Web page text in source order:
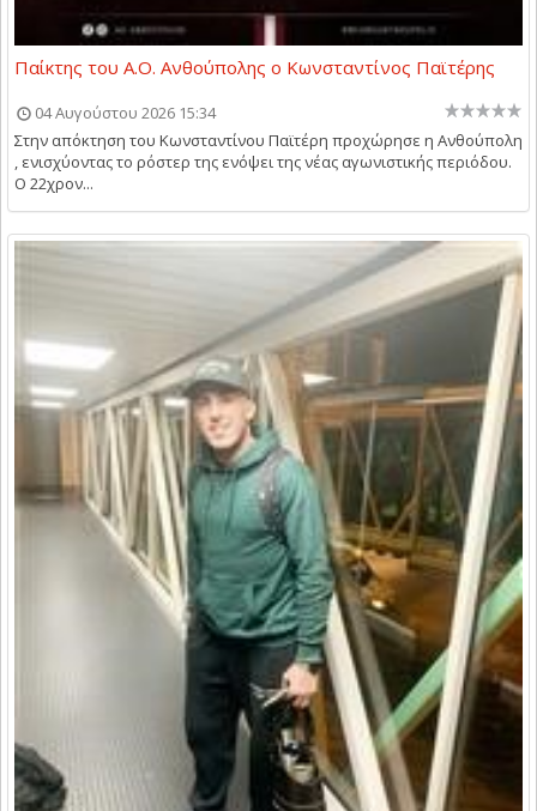
Παίκτης του Α.Ο. Ανθούπολης ο Κωνσταντίνος Παϊτέρης
04 Αυγούστου 2026 15:34
Στην απόκτηση του Κωνσταντίνου Παϊτέρη προχώρησε η Ανθούπολη
, ενισχύοντας το ρόστερ της ενόψει της νέας αγωνιστικής περιόδου.
Ο 22χρον...